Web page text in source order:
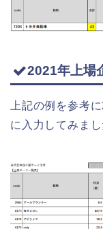
2021年上場
上記の例を参考
に入力してみまし